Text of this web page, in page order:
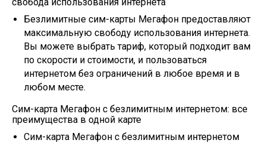
Безлимитные сим-карты Мегафон предоставляют
максимальную свободу использования интернета.
Вы можете выбрать тариф, который подходит вам
по скорости и стоимости, и пользоваться
интернетом без ограничений в любое время и в
любом месте.
Сим-карта Мегафон с безлимитным интернетом: все
преимущества в одной карте
Сим-карта Мегафон с безлимитным интернетом